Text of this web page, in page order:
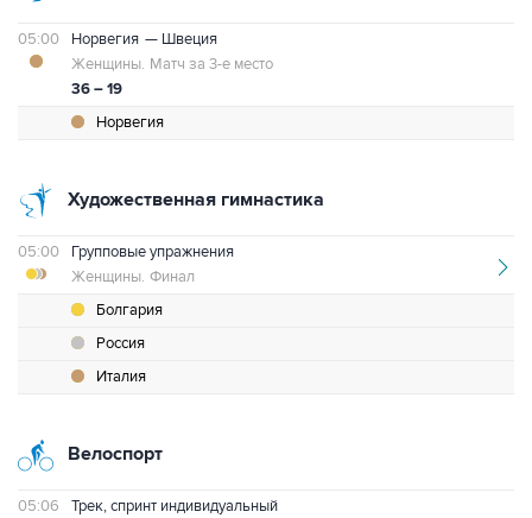
05:00 Норвегия — Швеция
36 – 19
Женщины. Матч за 3-е место
Норвегия
Художественная гимнастика
05:00
Групповые упражнения
Женщины. Финал
Болгария
Россия
Италия
Велоспорт
05:06 Трек, спринт индивидуальный